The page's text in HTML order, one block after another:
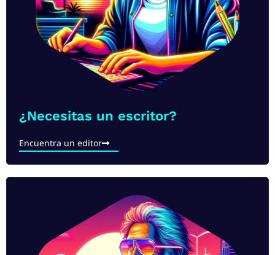
¿Necesitas un escritor?
Encuentra un editor